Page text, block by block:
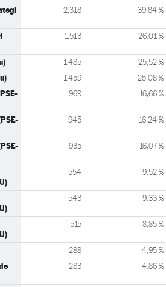
2.318 39,84 %
1.513 26,01 %
1.485 25,52 %
1.459 25,08 %
969 16,66 %
945 16,24 %
935 16,07 %
554 9,52 %
543 9,33 %
515 8,85 %
288 4,95 %
283 4,86 %